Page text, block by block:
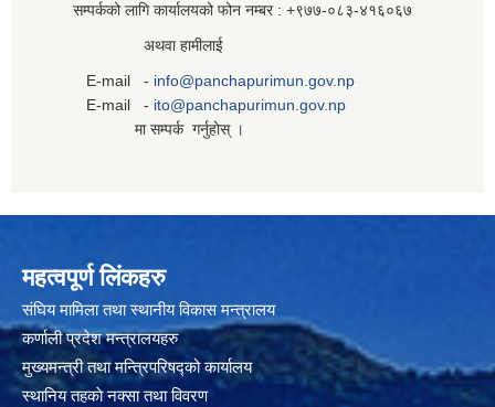
सम्पर्कको लागि कार्यालयको फोन नम्बर : +९७७-०८३‍-४१६०६७
अथवा हामीलाई
E-mail - info@panchapurimun.gov.np
E-mail - ito@panchapurimun.gov.np
मा सम्पर्क गर्नुहोस् ।
महत्वपूर्ण लिंकहरु
संघिय मामिला तथा स्थानीय विकास मन्त्रालय
कर्णाली प्रदेश मन्त्रालयहरु
मुख्यमन्त्री तथा मन्त्रिपरिषद्को कार्यालय
स्थानिय तहकाे नक्सा तथा विवरण